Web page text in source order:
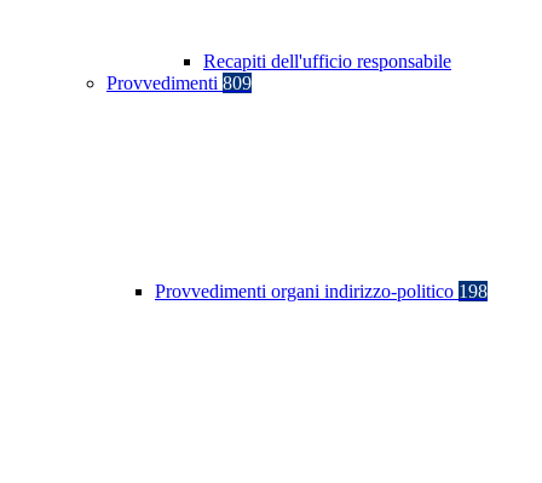
Recapiti dell'ufficio responsabile
Provvedimenti 809
Provvedimenti organi indirizzo-politico 198